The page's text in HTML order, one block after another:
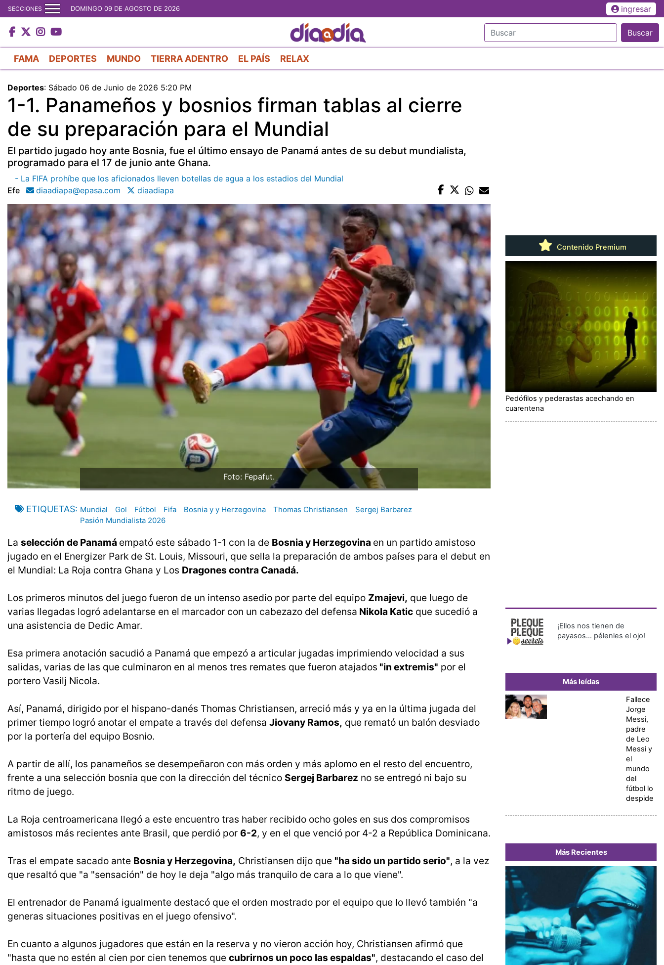
al
contenido
principal
SECCIONES DOMINGO 09 DE AGOSTO DE 2026 ingresar
Buscar
FAMA DEPORTES MUNDO TIERRA ADENTRO EL PAÍS RELAX
Deportes: Sábado 06 de Junio de 2026 5:20 PM
1-1. Panameños y bosnios firman tablas al cierre
de su preparación para el Mundial
El partido jugado hoy ante Bosnia, fue el último ensayo de Panamá antes de su debut mundialista,
programado para el 17 de junio ante Ghana.
- La FIFA prohíbe que los aficionados lleven botellas de agua a los estadios del Mundial
Efe
diaadiapa@epasa.com diaadiapa
Foto: Fepafut.
ETIQUETAS Mundial Gol Fútbol Fifa Bosnia y y Herzegovina Thomas Christiansen
Sergej Barbarez
Pasión Mundialista 2026
La selección de Panamá empató este sábado 1-1 con la de Bosnia y Herzegovina en un partido amistoso
jugado en el Energizer Park de St. Louis, Missouri, que sella la preparación de ambos países para el debut en
el Mundial: La Roja contra Ghana y Los Dragones contra Canadá.
Los primeros minutos del juego fueron de un intenso asedio por parte del equipo Zmajevi, que luego de
varias llegadas logró adelantarse en el marcador con un cabezazo del defensa Nikola Katic que sucedió a
una asistencia de Dedic Amar.
Esa primera anotación sacudió a Panamá que empezó a articular jugadas imprimiendo velocidad a sus
salidas, varias de las que culminaron en al menos tres remates que fueron atajados "in extremis" por el
portero Vasilj Nicola.
Así, Panamá, dirigido por el hispano-danés Thomas Christiansen, arreció más y ya en la última jugada del
primer tiempo logró anotar el empate a través del defensa Jiovany Ramos, que remató un balón desviado
por la portería del equipo Bosnio.
A partir de allí, los panameños se desempeñaron con más orden y más aplomo en el resto del encuentro,
frente a una selección bosnia que con la dirección del técnico Sergej Barbarez no se entregó ni bajo su
ritmo de juego.
La Roja centroamericana llegó a este encuentro tras haber recibido ocho goles en sus dos compromisos
amistosos más recientes ante Brasil, que perdió por 6-2, y en el que venció por 4-2 a República Dominicana.
Tras el empate sacado ante Bosnia y Herzegovina, Christiansen dijo que "ha sido un partido serio", a la vez
que resaltó que "a "sensación" de hoy le deja "algo más tranquilo de cara a lo que viene".
El entrenador de Panamá igualmente destacó que el orden mostrado por el equipo que lo llevó también "a
generas situaciones positivas en el juego ofensivo".
En cuanto a algunos jugadores que están en la reserva y no vieron acción hoy, Christiansen afirmó que
"hasta que no estén al cien por cien tenemos que cubrirnos un poco las espaldas", destacando el caso del
Contenido Premium
Pedófilos y pederastas acechando en
cuarentena
¡Ellos nos tienen de
payasos… pélenles el ojo!
Más leídas
Fallece
Jorge
Messi,
padre
de Leo
Messi y
el
mundo
del
fútbol lo
despide
Más Recientes